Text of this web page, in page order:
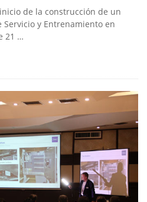
de la construcción de un
y Entrenamiento en
21 …